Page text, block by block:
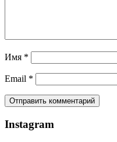
Имя *
Email *
Instagram